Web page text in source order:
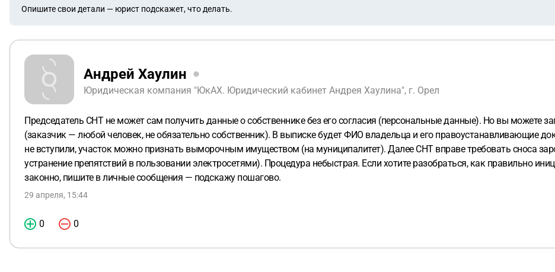
Опишите свои детали — юрист подскажет, что делать.
Андрей Хаулин
Юридическая компания "ЮкАХ. Юридический кабинет Андрея Хаулина", г. Орел
Председатель СНТ не может сам получить данные о собственнике без его согласия (персональные данные). Но вы можете
(заказчик — любой человек, не обязательно собственник). В выписке будет ФИО владельца и его правоустанавливающие
не вступили, участок можно признать выморочным имуществом (на муниципалитет). Далее СНТ вправе требовать сноса
устранение препятствий в пользовании электросетями). Процедура небыстрая. Если хотите разобраться, как правильно
законно, пишите в личные сообщения — подскажу пошагово.
29 апреля, 15:44
0 0